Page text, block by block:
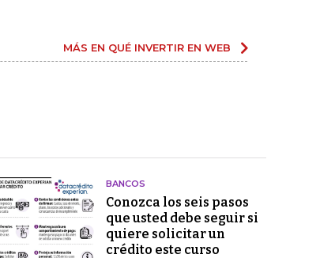
MÁS EN QUÉ INVERTIR EN WEB
BANCOS
Conozca los seis pasos
que usted debe seguir si
quiere solicitar un
crédito este curso